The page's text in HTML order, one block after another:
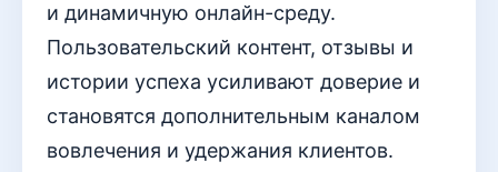
и динамичную онлайн-среду.
Пользовательский контент, отзывы и
истории успеха усиливают доверие и
становятся дополнительным каналом
вовлечения и удержания клиентов.